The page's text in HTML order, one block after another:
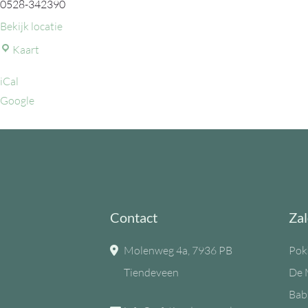
0528-342390
Bekijk locatie
Kaart
iCal
Google
Contact
Molenweg 4a, 7936 PB
Tiendeveen
De